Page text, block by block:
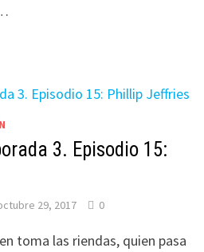
3. Episodio 15:
29, 2017 0
toma las riendas, quien pasa